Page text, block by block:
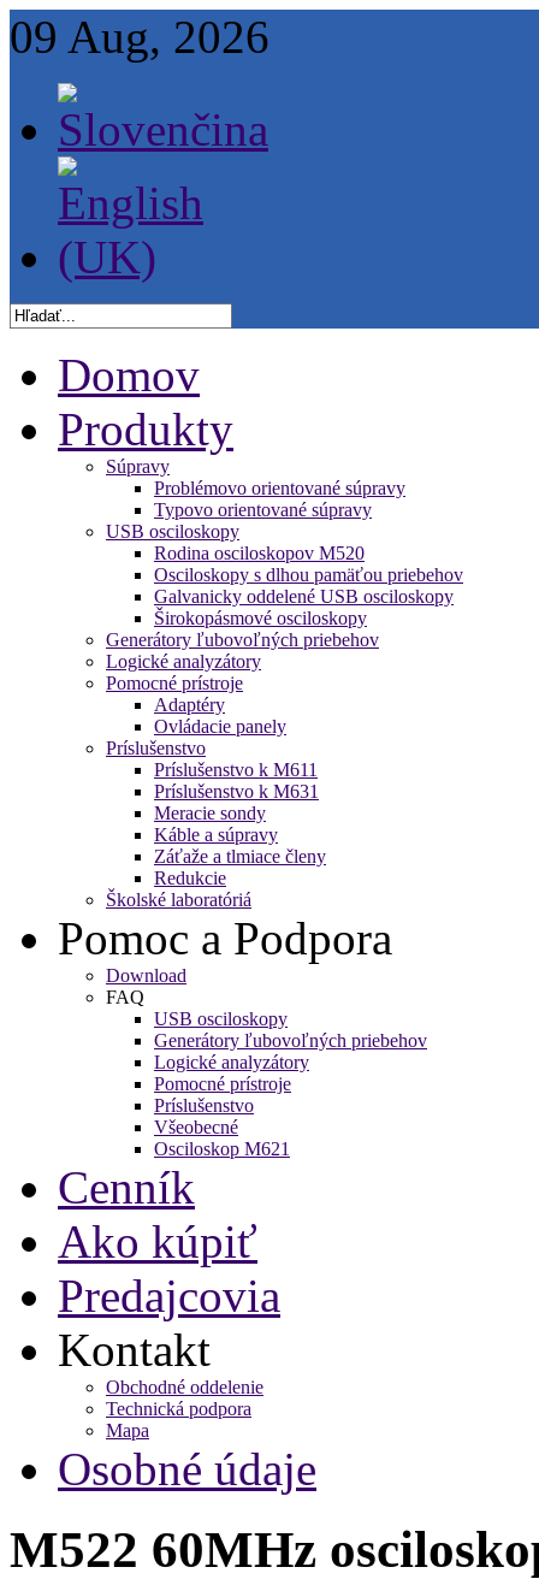
09 Aug, 2026
Domov
Produkty
Súpravy
Problémovo orientované súpravy
Typovo orientované súpravy
USB osciloskopy
Rodina osciloskopov M520
Osciloskopy s dlhou pamäťou priebehov
Galvanicky oddelené USB osciloskopy
Širokopásmové osciloskopy
Generátory ľubovoľných priebehov
Logické analyzátory
Pomocné prístroje
Adaptéry
Ovládacie panely
Príslušenstvo
Príslušenstvo k M611
Príslušenstvo k M631
Meracie sondy
Káble a súpravy
Záťaže a tlmiace členy
Redukcie
Školské laboratóriá
Pomoc a Podpora
Download
FAQ
USB osciloskopy
Generátory ľubovoľných priebehov
Logické analyzátory
Pomocné prístroje
Príslušenstvo
Všeobecné
Osciloskop M621
Cenník
Ako kúpiť
Predajcovia
Kontakt
Obchodné oddelenie
Technická podpora
Mapa
Osobné údaje
M522 60MHz